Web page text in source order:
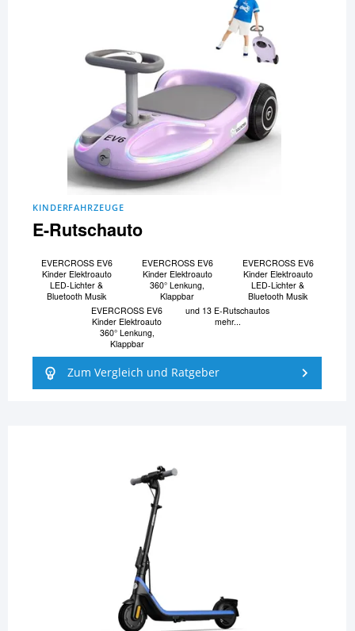
KINDERFAHRZEUGE
E-Rutschauto
EVERCROSS EV6
Kinder Elektroauto
LED-Lichter &
Bluetooth Musik
EVERCROSS EV6
Kinder Elektroauto
360° Lenkung,
Klappbar
EVERCROSS EV6
Kinder Elektroauto
LED-Lichter &
Bluetooth Musik
EVERCROSS EV6
Kinder Elektroauto
360° Lenkung,
Klappbar
und 13 E-Rutschautos
mehr...
Zum Vergleich und Ratgeber